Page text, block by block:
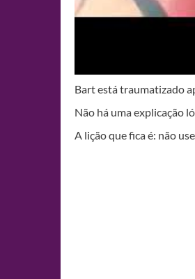
Bart está traumatizado
Não há uma explicação
A lição que fica é: não